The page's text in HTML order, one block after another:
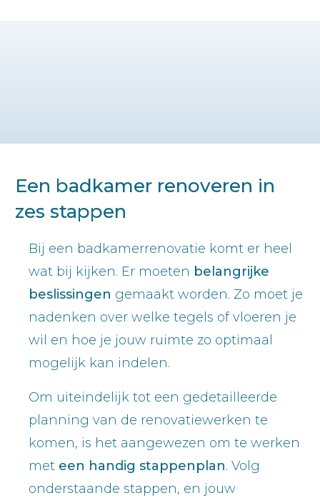
Een badkamer renoveren in
zes stappen
Bij een badkamerrenovatie komt er heel
wat bij kijken. Er moeten belangrijke
beslissingen gemaakt worden. Zo moet je
nadenken over welke tegels of vloeren je
wil en hoe je jouw ruimte zo optimaal
mogelijk kan indelen.
Om uiteindelijk tot een gedetailleerde
planning van de renovatiewerken te
komen, is het aangewezen om te werken
met een handig stappenplan. Volg
onderstaande stappen, en jouw